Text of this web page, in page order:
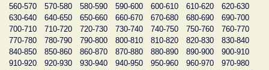
560-570
570-580 580-590 590-600 600-610 610-620
620-630
630-640
640-650 650-660 660-670 670-680 680-690
690-700
700-710
710-720 720-730 730-740 740-750 750-760
760-770
770-780
780-790 790-800 800-810 810-820 820-830
830-840
840-850
850-860 860-870 870-880 880-890 890-900
900-910
910-920
920-930 930-940 940-950 950-960 960-970
970-980